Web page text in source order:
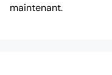
maintenant.